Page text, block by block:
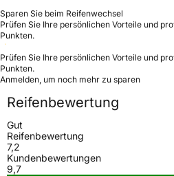
Sparen Sie beim Reifenwechsel
Prüfen Sie Ihre persönlichen Vorteile und
Punkten.
Prüfen Sie Ihre persönlichen Vorteile und
Punkten.
Anmelden, um noch mehr zu sparen
Reifenbewertung
Gut
Reifenbewertung
7,2
Kundenbewertungen
9,7